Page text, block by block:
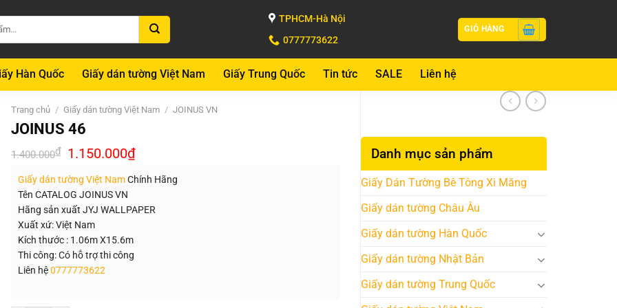
TPHCM-Hà Nội
0777773622
GIỎ HÀNG
Hàn Quốc Giấy dán tường Việt Nam Giấy Trung Quốc Tin tức SALE Liên hệ
Danh mục sản phẩm
Giấy Dán Tường Bê Tông Xi Măng
Giấy dán tường Châu Âu
Giấy dán tường Hàn Quốc
Giấy dán tường Nhật Bản
Giấy dán tường Trung Quốc
Trang chủ / Giấy dán tường Việt Nam / JOINUS VN
JOINUS 46
1.400.000₫ Giá
gốc
1.400.000₫.
1.150.000₫Giá
hiện
là:
Giấy dán tường Việt NamChính Hãng
Tên CATALOG JOINUS VN
Hãng sản xuất JYJ WALLPAPER
Xuất xứ: Việt Nam
Kích thước : 1.06m X15.6m
Thi công: Có hỗ trợ thi công
Liên hệ0777773622